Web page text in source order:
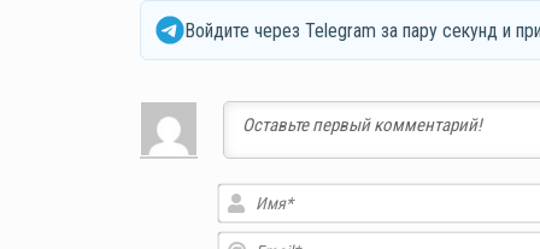
Войдите через Telegram за пару секунд и